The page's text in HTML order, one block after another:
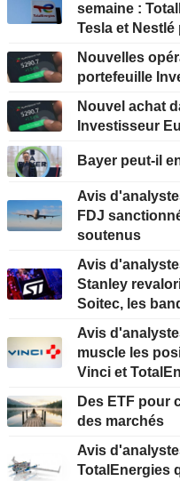
semaine :
Tesla et
Nouvelles
portefeuille
Nouvel achat
Investisseur
Bayer peut-il
Avis
FDJ
soutenus
Avis
Stanley
Soitec, les
Avis
muscle les
Vinci et
Des ETF pour
des marchés
Avis
TotalEnergies